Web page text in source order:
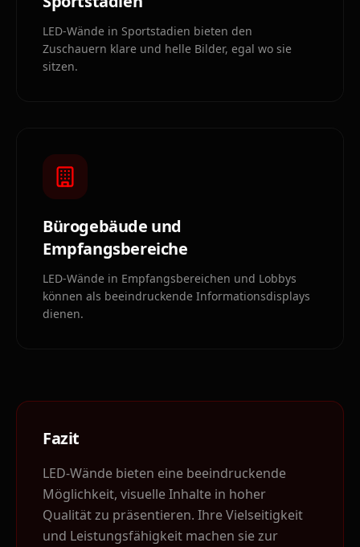
LED-Wände in Sportstadien bieten den
Zuschauern klare und helle Bilder, egal wo sie
sitzen.
Bürogebäude und
Empfangsbereiche
LED-Wände in Empfangsbereichen und Lobbys
können als beeindruckende Informationsdisplays
dienen.
Fazit
LED-Wände bieten eine beeindruckende
Möglichkeit, visuelle Inhalte in hoher
Qualität zu präsentieren. Ihre Vielseitigkeit
und Leistungsfähigkeit machen sie zur